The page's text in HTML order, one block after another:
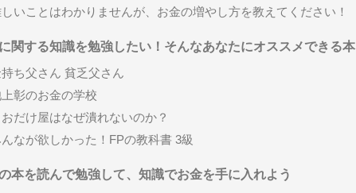
いことはわかりませんが、お金の増やし方を教えてください！
関する知識を勉強したい！そんなあなたにオススメできる本
ち父さん 貧乏父さん
彰のお金の学校
おだけ屋はなぜ潰れないのか？
なが欲しかった！FPの教科書 3級
本を読んで勉強して、知識でお金を手に入れよう